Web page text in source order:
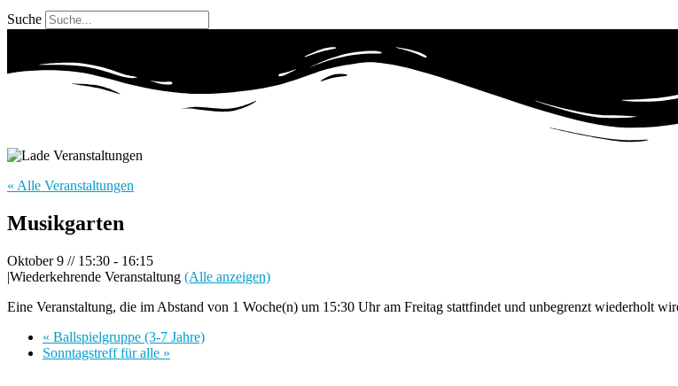
Suche
« Alle Veranstaltungen
Musikgarten
Oktober 9 // 15:30 - 16:15
|Wiederkehrende Veranstaltung (Alle anzeigen)
Eine Veranstaltung, die im Abstand von 1 Woche(n) um 15:30 Uhr am Freitag stattfindet und unbegrenzt wiederholt
« Ballspielgruppe (3-7 Jahre)
Sonntagstreff für alle »